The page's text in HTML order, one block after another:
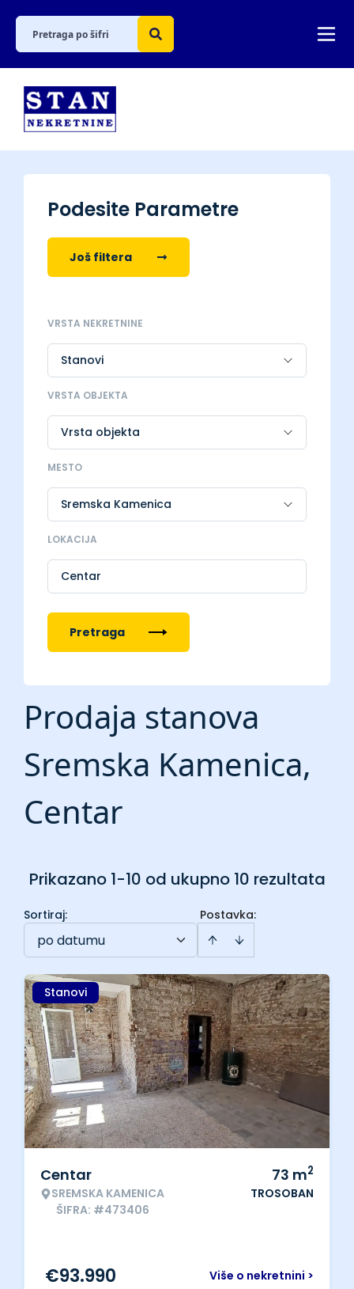
Podesite Parametre
Još filtera
VRSTA NEKRETNINE
VRSTA OBJEKTA
MESTO
LOKACIJA
Centar
Pretraga
Prodaja stanova
Sremska Kamenica,
Centar
Prikazano 1-10 od ukupno 10 rezultata
Postavka:
Sortiraj:
po datumu
Stanovi
Centar
SREMSKA KAMENICA
ŠIFRA: #473406
73 m2
TROSOBAN
Više o nekretnini >
€93.990